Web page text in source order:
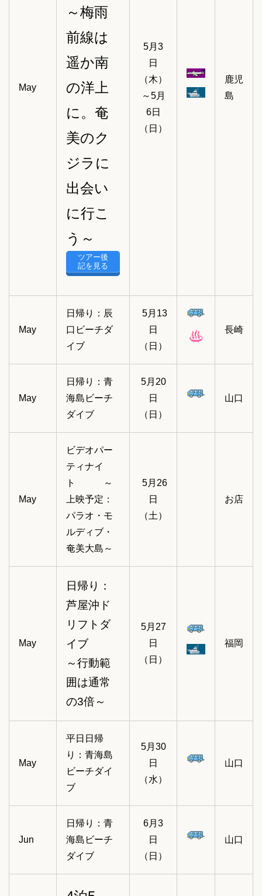
May
～梅雨
前線は
遥か南
の洋上
に。奄
美のク
ジラに
出会い
に行こ
う～
ツアー後
記を見る
5月3
日
（木）
～5月
6日
（日）
鹿児
島
May
日帰り：辰
口ビーチダ
イブ
5月13
日
（日）
長崎
May
日帰り：青
海島ビーチ
ダイブ
5月20
日
（日）
山口
May
ビデオパー
ティナイ
ト ～
上映予定：
パラオ・モ
ルディブ・
奄美大島～
5月26
日
（土）
お店
May
日帰り：
芦屋沖ド
リフトダ
イブ
～行動範
囲は通常
の3倍～
5月27
日
（日）
福岡
May
平日日帰
り：青海島
ビーチダイ
ブ
5月30
日
（水）
山口
Jun
日帰り：青
海島ビーチ
ダイブ
6月3
日
（日）
山口